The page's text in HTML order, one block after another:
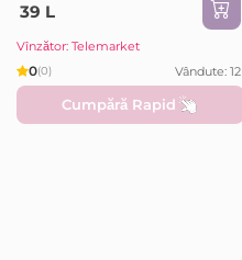
39 L
Vînzător: Telemarket
0(0) Vândute: 12
Cumpără Rapid